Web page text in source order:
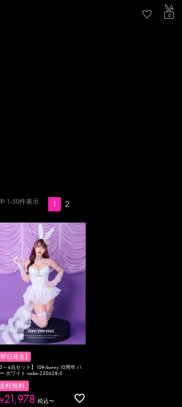
0
1-50件表示 1 2
即日発送】
3～4点セット】10th bunny 10周年 バ
ホワイト vcsbn-230628-3
料無料
¥21,978 税込〜